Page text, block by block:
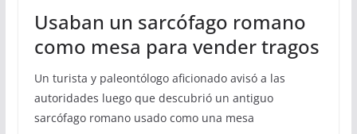
Usaban un sarcófago romano
como mesa para vender tragos
Un turista y paleontólogo aficionado avisó a las
autoridades luego que descubrió un antiguo
sarcófago romano usado como una mesa